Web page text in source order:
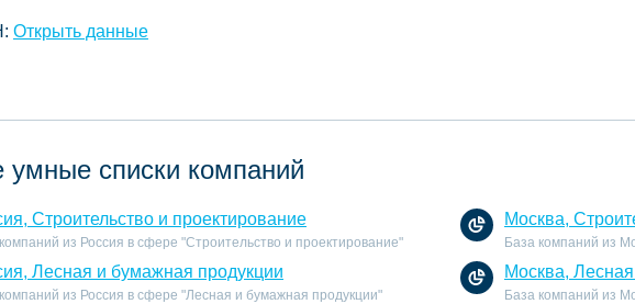
Открыть данные
умные списки компаний
Строительство и проектирование
из Россия в сфере "Строительство и проектирование"
Москва,
База компаний из
Лесная и бумажная продукции
из Россия в сфере "Лесная и бумажная продукции"
Москва,
База компаний из